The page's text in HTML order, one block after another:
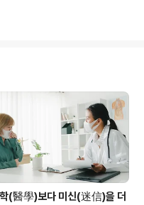
의 흡수
, 이이들
는 식품
만든 것
아신 등이
면 상호
즈는 열량
(醫學)보다 미신(迷信)을 더